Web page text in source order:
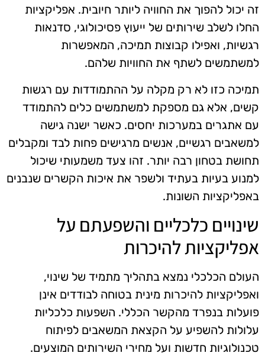
זה יכול להפוך את החוויה ליותר חיובית. אפליקציות
החלו לשלב שירותים של ייעוץ פסיכולוגי, סדנאות
רגשיות, ואפילו קבוצות תמיכה, המאפשרות
למשתמשים לשתף את החוויות שלהם.
תמיכה כזו לא רק מקלה על ההתמודדות עם רגשות
קשים, אלא גם מספקת למשתמשים כלים להתמודד
עם אתגרים במערכות יחסים. כאשר ישנה גישה
למשאבים רגשיים, אנשים מרגישים פחות לבד ומקבלים
תחושת בטחון רבה יותר. זהו צעד משמעותי שיכול
למנוע בעיות בעתיד ולשפר את איכות הקשרים שנבנים
באפליקציות השונות.
שינויים כלכליים והשפעתם על
אפליקציות להיכרות
העולם הכלכלי נמצא בתהליך מתמיד של שינוי,
ואפליקציות להיכרות מינית בטוחה לבודדים אינן
פועלות בנפרד מהקשר הכללי. השפעות כלכליות
עלולות להשפיע על הקצאת המשאבים לפיתוח
טכנולוגיות חדשות ועל מחירי השירותים המוצעים.